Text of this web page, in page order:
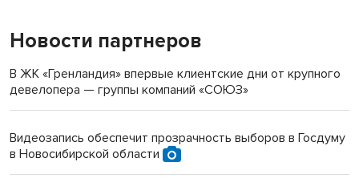
Новости партнеров
В ЖК «Гренландия» впервые клиентские дни от крупного
девелопера — группы компаний «СОЮЗ»
Видеозапись обеспечит прозрачность выборов в Госдуму
в Новосибирской области